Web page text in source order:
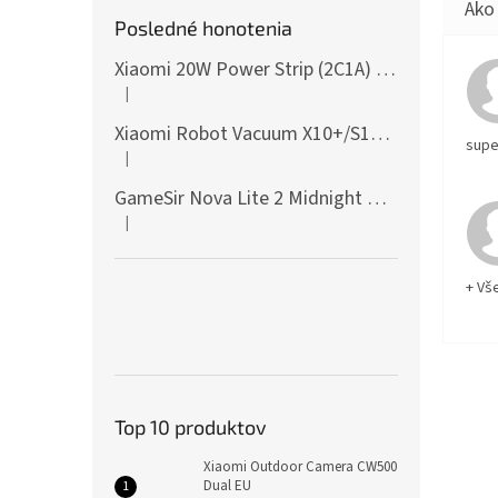
Posledné honotenia
Xiaomi 20W Power Strip (2C1A) EU
Hodnotenie produktu je 5 z 5 hviezdičiek.
|
Xiaomi Robot Vacuum X10+/S10+/X10/X20+ Side Brush
Hodnotenie produktu je 5 z 5 hviezdičiek.
|
GameSir Nova Lite 2 Midnight Gray
Hodnotenie produktu je 5 z 5 hviezdičiek.
|
Top 10 produktov
Xiaomi Outdoor Camera CW500
Dual EU
+